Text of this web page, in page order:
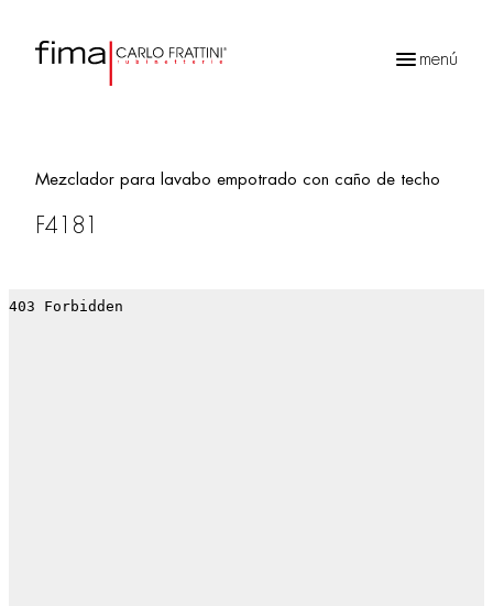
menú
Mezclador para lavabo empotrado con caño de techo
F4181